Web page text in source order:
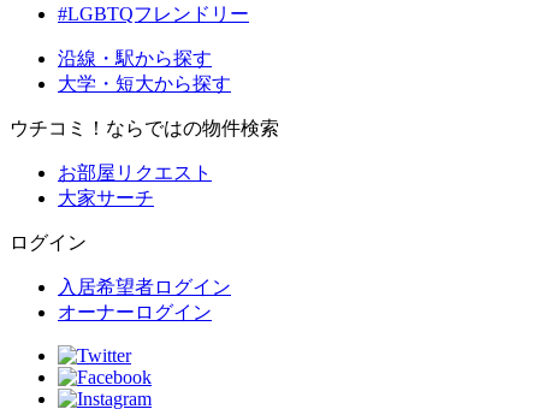
#LGBTQフレンドリー
沿線・駅から探す
大学・短大から探す
ウチコミ！ならではの物件検索
お部屋リクエスト
大家サーチ
ログイン
入居希望者ログイン
オーナーログイン